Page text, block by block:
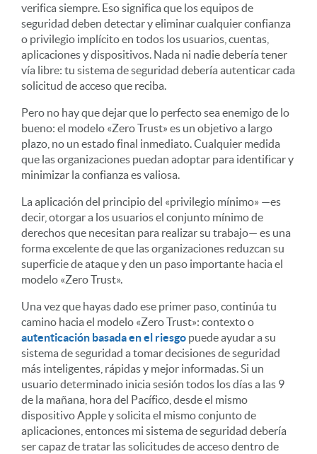
verifica siempre. Eso significa que los equipos de
seguridad deben detectar y eliminar cualquier confianza
o privilegio implícito en todos los usuarios, cuentas,
aplicaciones y dispositivos. Nada ni nadie debería tener
vía libre: tu sistema de seguridad debería autenticar cada
solicitud de acceso que reciba.
Pero no hay que dejar que lo perfecto sea enemigo de lo
bueno: el modelo «Zero Trust» es un objetivo a largo
plazo, no un estado final inmediato. Cualquier medida
que las organizaciones puedan adoptar para identificar y
minimizar la confianza es valiosa.
La aplicación del principio del «privilegio mínimo» —es
decir, otorgar a los usuarios el conjunto mínimo de
derechos que necesitan para realizar su trabajo— es una
forma excelente de que las organizaciones reduzcan su
superficie de ataque y den un paso importante hacia el
modelo «Zero Trust».
Una vez que hayas dado ese primer paso, continúa tu
camino hacia el modelo «Zero Trust»: contexto o
autenticación basada en el riesgo puede ayudar a su
sistema de seguridad a tomar decisiones de seguridad
más inteligentes, rápidas y mejor informadas. Si un
usuario determinado inicia sesión todos los días a las 9
de la mañana, hora del Pacífico, desde el mismo
dispositivo Apple y solicita el mismo conjunto de
aplicaciones, entonces mi sistema de seguridad debería
ser capaz de tratar las solicitudes de acceso dentro de